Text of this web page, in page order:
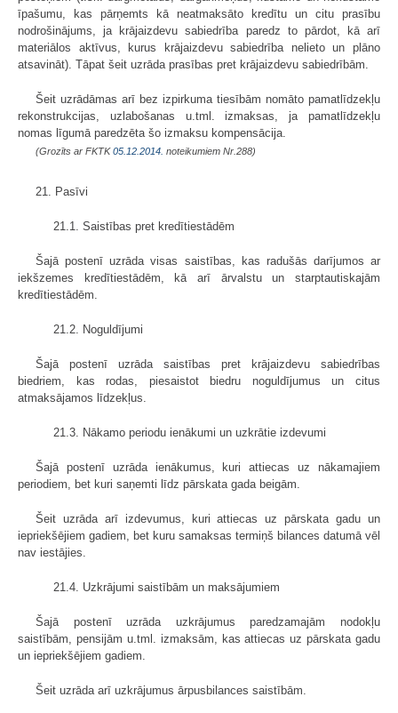
īpašumu, kas pārņemts kā neatmaksāto kredītu un citu prasību
nodrošinājums, ja krājaizdevu sabiedrība paredz to pārdot, kā arī
materiālos aktīvus, kurus krājaizdevu sabiedrība nelieto un plāno
atsavināt). Tāpat šeit uzrāda prasības pret krājaizdevu sabiedrībām.
Šeit uzrādāmas arī bez izpirkuma tiesībām nomāto pamatlīdzekļu
rekonstrukcijas, uzlabošanas u.tml. izmaksas, ja pamatlīdzekļu
nomas līgumā paredzēta šo izmaksu kompensācija.
(Grozīts ar FKTK05.12.2014. noteikumiem Nr.288)
21. Pasīvi
21.1. Saistības pret kredītiestādēm
Šajā postenī uzrāda visas saistības, kas radušās darījumos ar
iekšzemes kredītiestādēm, kā arī ārvalstu un starptautiskajām
kredītiestādēm.
21.2. Noguldījumi
Šajā postenī uzrāda saistības pret krājaizdevu sabiedrības
biedriem, kas rodas, piesaistot biedru noguldījumus un citus
atmaksājamos līdzekļus.
21.3. Nākamo periodu ienākumi un uzkrātie izdevumi
Šajā postenī uzrāda ienākumus, kuri attiecas uz nākamajiem
periodiem, bet kuri saņemti līdz pārskata gada beigām.
Šeit uzrāda arī izdevumus, kuri attiecas uz pārskata gadu un
iepriekšējiem gadiem, bet kuru samaksas termiņš bilances datumā vēl
nav iestājies.
21.4. Uzkrājumi saistībām un maksājumiem
Šajā postenī uzrāda uzkrājumus paredzamajām nodokļu
saistībām, pensijām u.tml. izmaksām, kas attiecas uz pārskata gadu
un iepriekšējiem gadiem.
Šeit uzrāda arī uzkrājumus ārpusbilances saistībām.